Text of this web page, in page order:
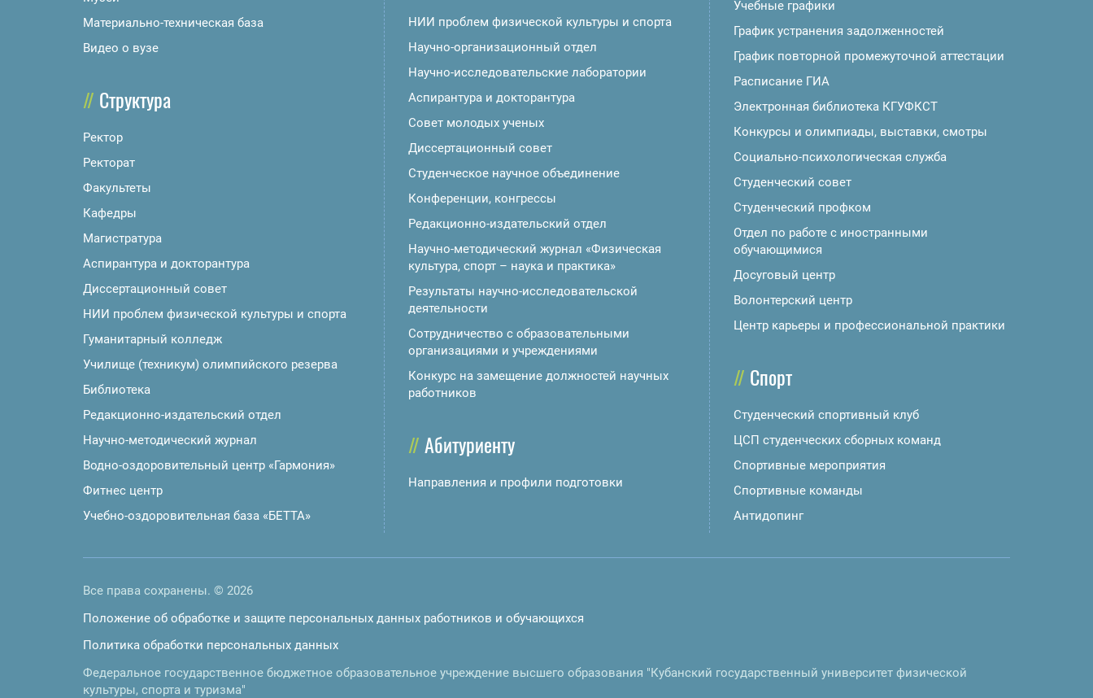
Материально-техническая база
Видео о вузе
Структура
Ректор
Ректорат
Факультеты
Кафедры
Магистратура
Аспирантура и докторантура
Диссертационный совет
НИИ проблем физической культуры и спорта
Гуманитарный колледж
Училище (техникум) олимпийского резерва
Библиотека
Редакционно-издательский отдел
Научно-методический журнал
Водно-оздоровительный центр «Гармония»
Фитнес центр
Учебно-оздоровительная база «БЕТТА»
НИИ проблем физической культуры и спорта
Научно-организационный отдел
Научно-исследовательские лаборатории
Аспирантура и докторантура
Совет молодых ученых
Диссертационный совет
Студенческое научное объединение
Конференции, конгрессы
Редакционно-издательский отдел
Научно-методический журнал «Физическая
культура, спорт – наука и практика»
Результаты научно-исследовательской
деятельности
Сотрудничество с образовательными
организациями и учреждениями
Конкурс на замещение должностей научных
работников
Абитуриенту
Направления и профили подготовки
Учебные графики
График устранения задолженностей
График повторной промежуточной аттестации
Расписание ГИА
Электронная библиотека КГУФКСТ
Конкурсы и олимпиады, выставки, смотры
Социально-психологическая служба
Студенческий совет
Студенческий профком
Отдел по работе с иностранными
обучающимися
Досуговый центр
Волонтерский центр
Центр карьеры и профессиональной практики
Спорт
Студенческий спортивный клуб
ЦСП студенческих сборных команд
Спортивные мероприятия
Спортивные команды
Антидопинг
Все права сохранены. © 2026
Положение об обработке и защите персональных данных работников и обучающихся
Политика обработки персональных данных
Федеральное государственное бюджетное образовательное учреждение высшего образования "Кубанский государственный университет физической
культуры, спорта и туризма"